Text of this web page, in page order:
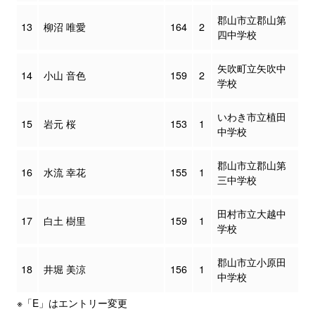
13 柳沼 唯愛 164 2
郡山市立郡山第
四中学校
14 小山 音色 159 2
矢吹町立矢吹中
学校
15 岩元 桜 153 1
いわき市立植田
中学校
16 水流 幸花 155 1
郡山市立郡山第
三中学校
17 白土 樹里 159 1
田村市立大越中
学校
18 井堀 美涼 156 1
郡山市立小原田
中学校
※「E」はエントリー変更